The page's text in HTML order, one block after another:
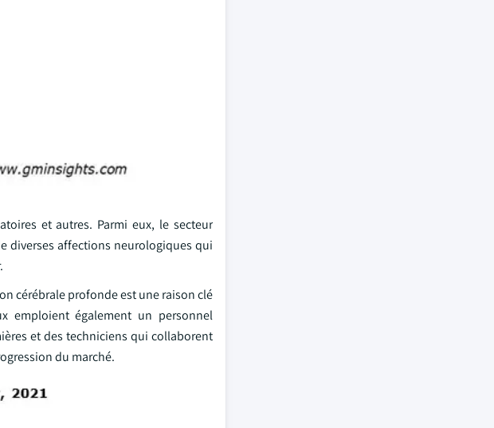
et autres. Parmi eux, le secteur
diverses affections neurologiques qui
cérébrale profonde est une raison clé
emploient également un personnel
et des techniciens qui collaborent
du marché.